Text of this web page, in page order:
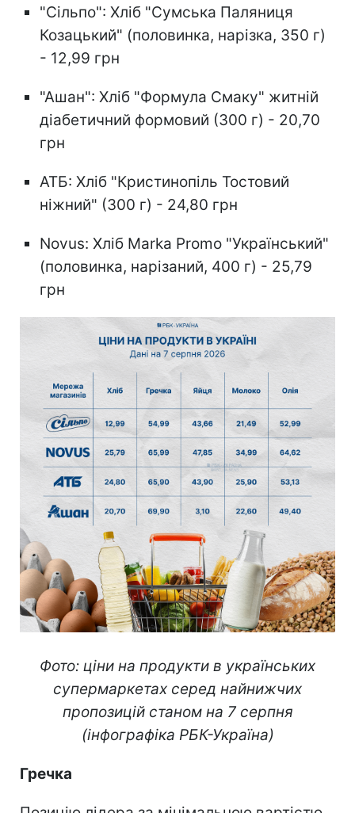
"Сільпо": Хліб "Сумська Паляниця
Козацький" (половинка, нарізка, 350 г)
- 12,99 грн
"Ашан": Хліб "Формула Смаку" житній
діабетичний формовий (300 г) - 20,70
грн
АТБ: Хліб "Кристинопіль Тостовий
ніжний" (300 г) - 24,80 грн
Novus: Хліб Marka Promo "Український"
(половинка, нарізаний, 400 г) - 25,79
грн
Фото: ціни на продукти в українських
супермаркетах серед найнижчих
пропозицій станом на 7 серпня
(інфографіка РБК-Україна)
Гречка